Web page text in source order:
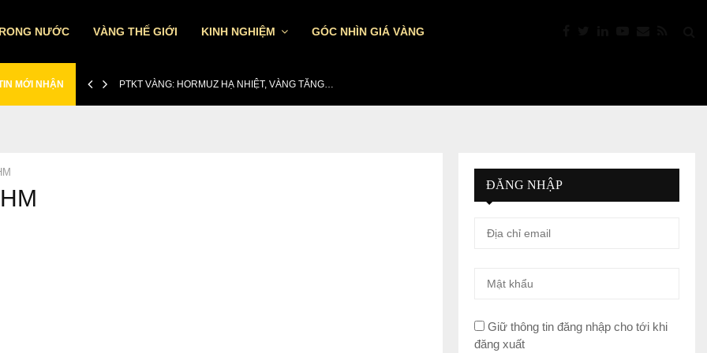
NƯỚC VÀNG THẾ GIỚI KINH NGHIỆM GÓC NHÌN GIÁ VÀNG
MỚI NHẬN PTKT VÀNG: HORMUZ HẠ NHIỆT, VÀNG TĂNG…
ĐĂNG NHẬP
Giữ thông tin đăng nhập cho tới khi
đăng xuất